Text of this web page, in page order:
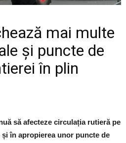
mai multe
și puncte de
în plin
să afecteze circulația rutieră pe
în apropierea unor puncte de